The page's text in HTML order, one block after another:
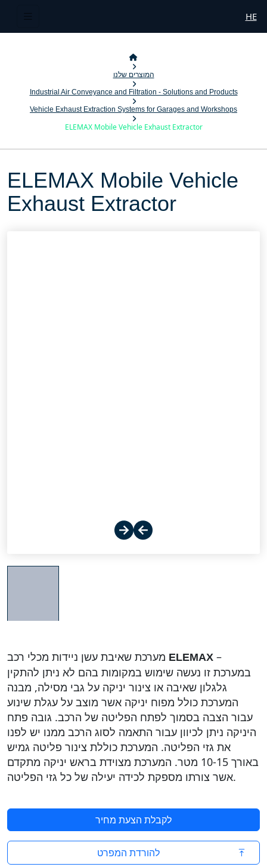
HE
המוצרים שלנו
Industrial Air Conveyance and Filtration - Solutions and Products
Vehicle Exhaust Extraction Systems for Garages and Workshops
ELEMAX Mobile Vehicle Exhaust Extractor
ELEMAX –
במערכת זו נעשה שימוש במקומות בהם לא ניתן להתקין
גלגלון שאיבה או צינור יניקה על גבי מסילה, מבנה
המערכת כולל מפוח יניקה אשר מוצב על עגלת שינוע
עבור הצבה בסמוך לפתח הפליטה של הרכב. גובה פתח
היניקה ניתן לכיוון עבור התאמה לסוג הרכב ממנו יש לפנו
את גזי הפליטה. המערכת כוללת צינור פליטה גמיש
באורך 10-15 מטר. המערכת מצוידת בראש יניקה מתקדם
אשר צורתו מספקת לכידה יעילה של כל גזי הפליטה.
לקבלת הצעת מחיר
להורדת המפרט
ELEMAX Mobile Vehicle
Exhaust Extractor